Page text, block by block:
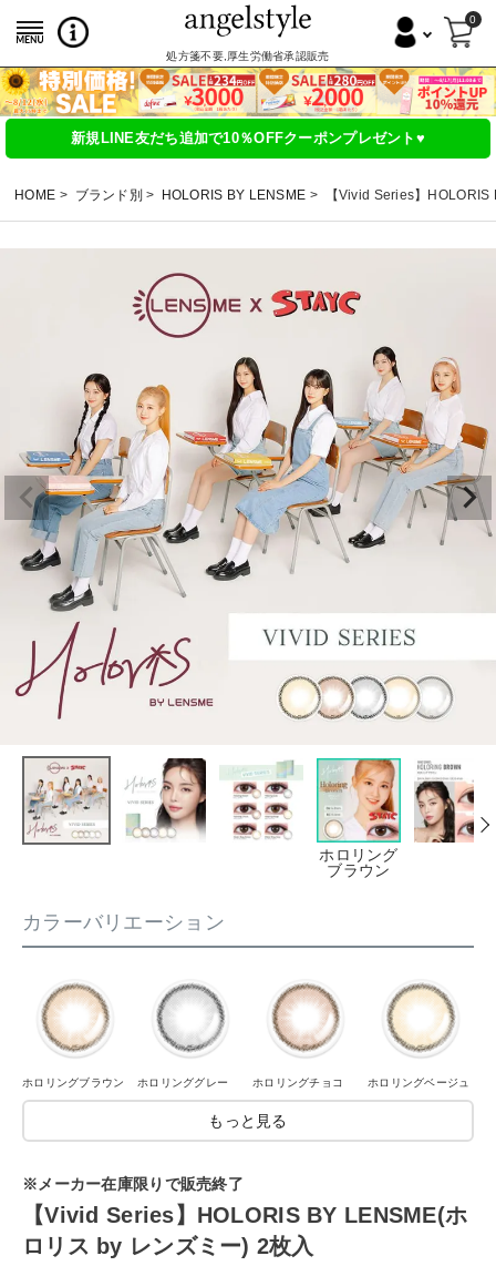
処方箋不要,厚生労働省承認販売
0
新規LINE友だち追加で10％OFFクーポンプレゼント♥
HOME ブランド別 HOLORIS BY LENSME 【Vivid Series】
ホロリング
ブラウン
カラーバリエーション
ホロリングブラウン ホロリンググレー ホロリングチョコ ホロリングベージュ
もっと見る
※メーカー在庫限りで販売終了
【Vivid Series】HOLORIS BY LENSME(ホ
ロリス by レンズミー) 2枚入